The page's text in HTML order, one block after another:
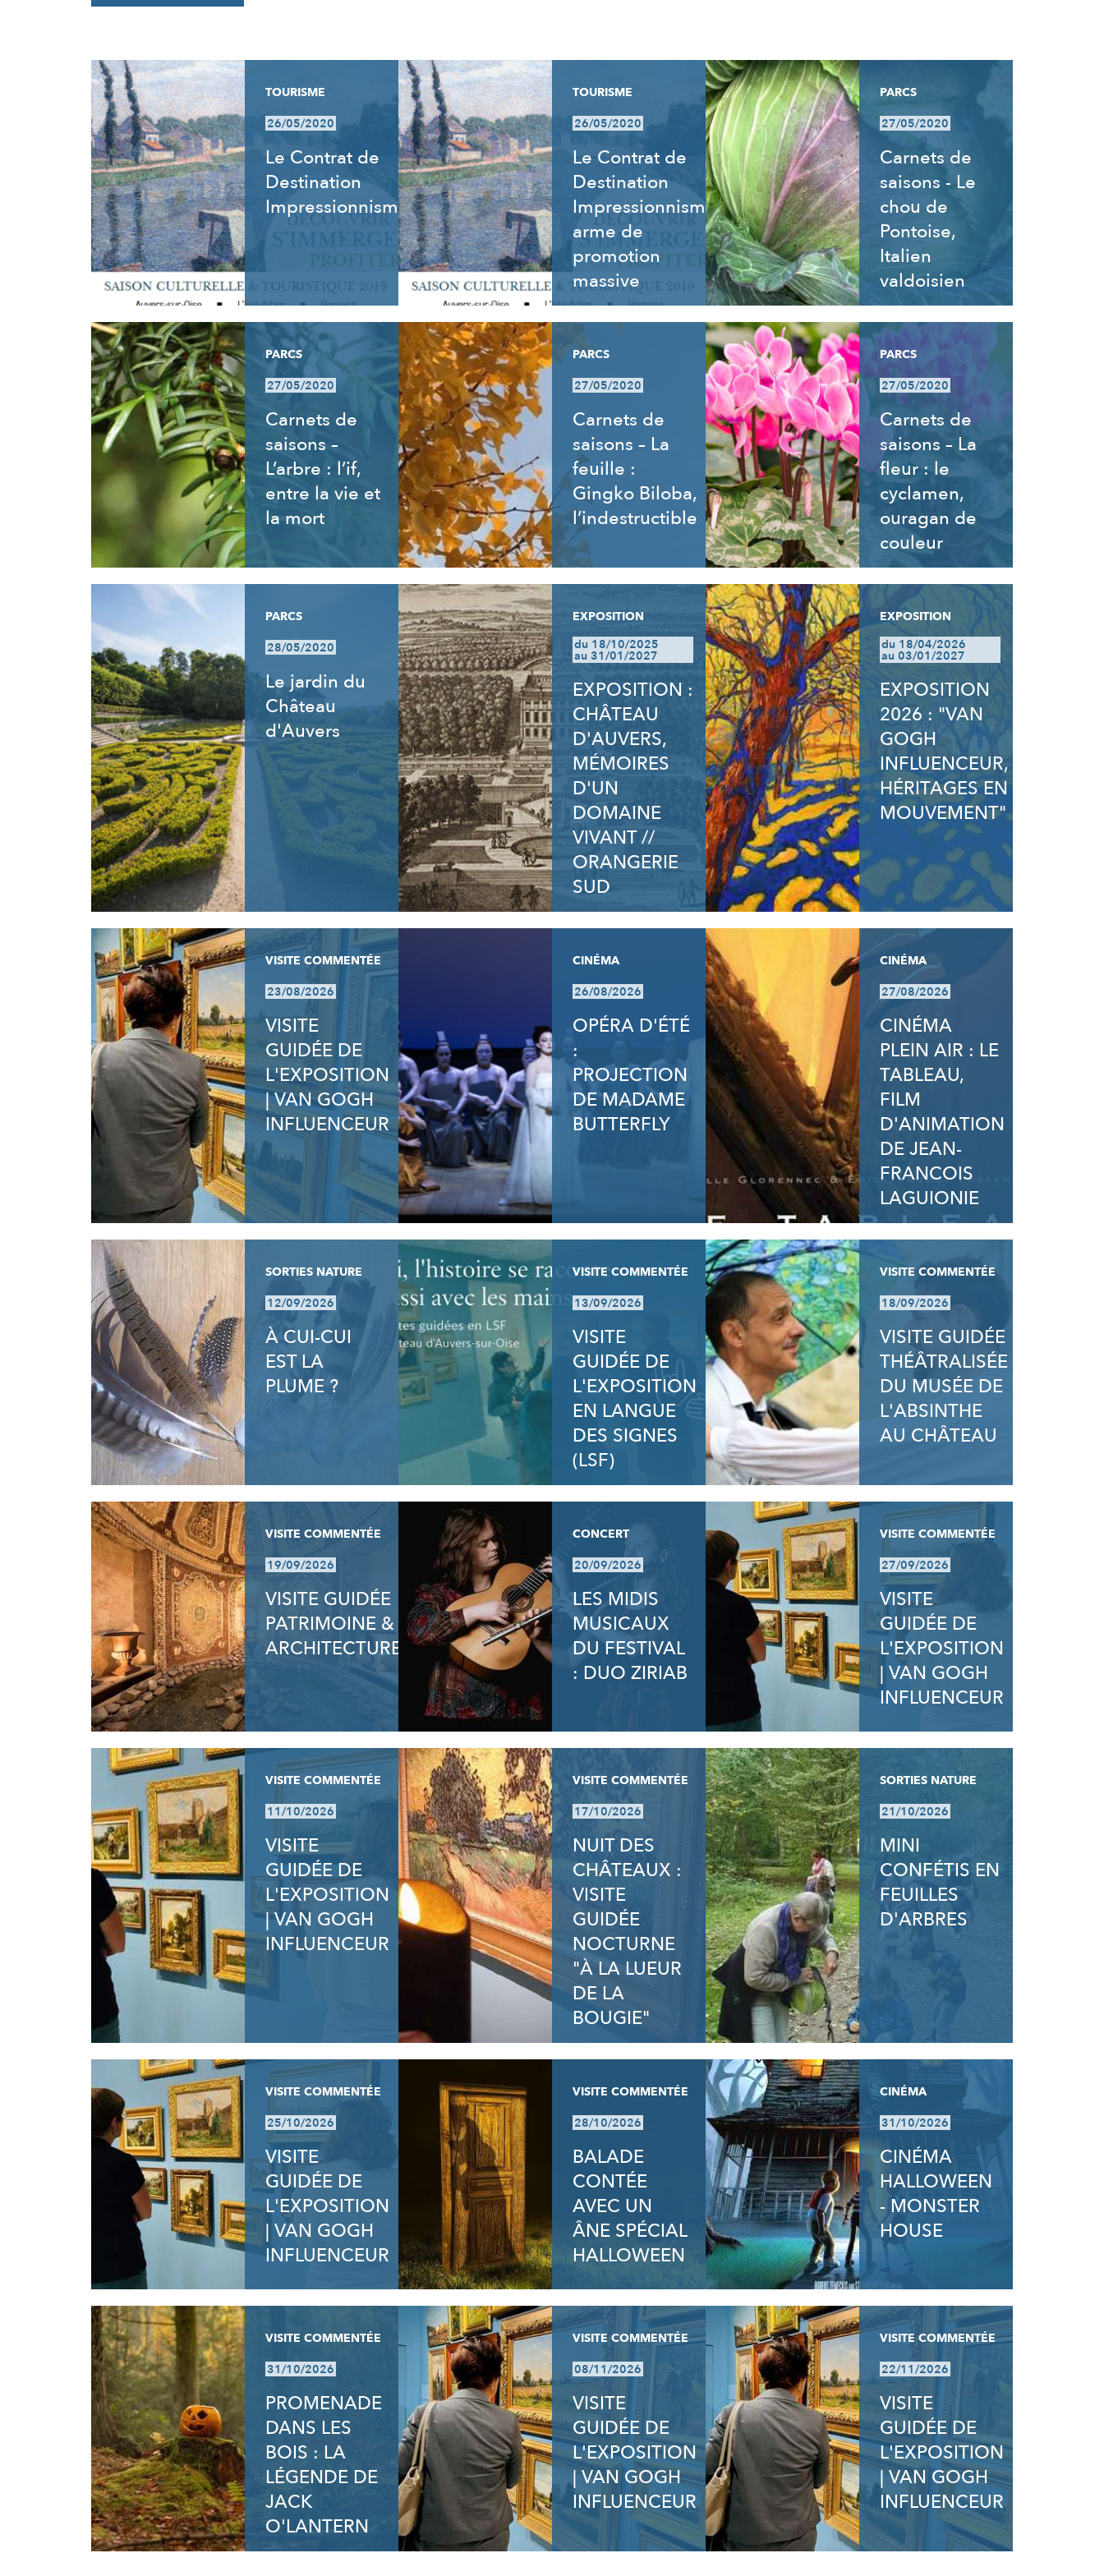
RÉSULTATS
TOURISME
26/05/2020
Le Contrat de
Destination
Impressionnisme
TOURISME
26/05/2020
Le Contrat de
Destination
Impressionnisme,
arme de
promotion
massive
PARCS
27/05/2020
Carnets de
saisons - Le
chou de
Pontoise,
Italien
valdoisien
PARCS
27/05/2020
Carnets de
saisons –
L’arbre : l’if,
entre la vie et
la mort
PARCS
27/05/2020
Carnets de
saisons – La
feuille :
Gingko Biloba,
l’indestructible
PARCS
27/05/2020
Carnets de
saisons – La
fleur : le
cyclamen,
ouragan de
couleur
PARCS
28/05/2020
Le jardin du
Château
d'Auvers
EXPOSITION
du 18/10/2025
au 31/01/2027
EXPOSITION :
CHÂTEAU
D'AUVERS,
MÉMOIRES
D'UN
DOMAINE
VIVANT //
ORANGERIE
SUD
EXPOSITION
du 18/04/2026
au 03/01/2027
EXPOSITION
2026 : "VAN
GOGH
INFLUENCEUR,
HÉRITAGES EN
MOUVEMENT"
VISITE COMMENTÉE
23/08/2026
VISITE
GUIDÉE DE
L'EXPOSITION
| VAN GOGH
INFLUENCEUR
CINÉMA
26/08/2026
OPÉRA D'ÉTÉ
:
PROJECTION
DE MADAME
BUTTERFLY
CINÉMA
27/08/2026
CINÉMA
PLEIN AIR : LE
TABLEAU,
FILM
D'ANIMATION
DE JEAN-
FRANCOIS
LAGUIONIE
SORTIES NATURE
12/09/2026
À CUI-CUI
EST LA
PLUME ?
VISITE COMMENTÉE
13/09/2026
VISITE
GUIDÉE DE
L'EXPOSITION
EN LANGUE
DES SIGNES
(LSF)
VISITE COMMENTÉE
18/09/2026
VISITE GUIDÉE
THÉÂTRALISÉE
DU MUSÉE DE
L'ABSINTHE
AU CHÂTEAU
VISITE COMMENTÉE
19/09/2026
VISITE GUIDÉE
PATRIMOINE &
ARCHITECTURE
CONCERT
20/09/2026
LES MIDIS
MUSICAUX
DU FESTIVAL
: DUO ZIRIAB
VISITE COMMENTÉE
27/09/2026
VISITE
GUIDÉE DE
L'EXPOSITION
| VAN GOGH
INFLUENCEUR
VISITE COMMENTÉE
11/10/2026
VISITE
GUIDÉE DE
L'EXPOSITION
| VAN GOGH
INFLUENCEUR
VISITE COMMENTÉE
17/10/2026
NUIT DES
CHÂTEAUX :
VISITE
GUIDÉE
NOCTURNE
"À LA LUEUR
DE LA
BOUGIE"
SORTIES NATURE
21/10/2026
MINI
CONFÉTIS EN
FEUILLES
D'ARBRES
VISITE COMMENTÉE
25/10/2026
VISITE
GUIDÉE DE
L'EXPOSITION
| VAN GOGH
INFLUENCEUR
VISITE COMMENTÉE
28/10/2026
BALADE
CONTÉE
AVEC UN
ÂNE SPÉCIAL
HALLOWEEN
CINÉMA
31/10/2026
CINÉMA
HALLOWEEN
- MONSTER
HOUSE
VISITE COMMENTÉE
31/10/2026
PROMENADE
DANS LES
BOIS : LA
LÉGENDE DE
JACK
O'LANTERN
VISITE COMMENTÉE
08/11/2026
VISITE
GUIDÉE DE
L'EXPOSITION
| VAN GOGH
INFLUENCEUR
VISITE COMMENTÉE
22/11/2026
VISITE
GUIDÉE DE
L'EXPOSITION
| VAN GOGH
INFLUENCEUR